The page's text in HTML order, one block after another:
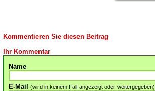
Kommentieren Sie diesen Beitrag
Ihr Kommentar
Name
E-Mail (wird in keinem Fall angezeigt oder weitergegeben)